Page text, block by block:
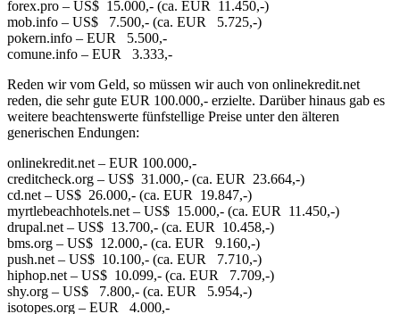
forex.pro – US$ 15.000,- (ca. EUR 11.450,-)
mob.info – US$ 7.500,- (ca. EUR 5.725,-)
pokern.info – EUR 5.500,-
comune.info – EUR 3.333,-
Reden wir vom Geld, so müssen wir auch von onlinekredit.net
reden, die sehr gute EUR 100.000,- erzielte. Darüber hinaus gab es
weitere beachtenswerte fünfstellige Preise unter den älteren
generischen Endungen:
onlinekredit.net – EUR 100.000,-
creditcheck.org – US$ 31.000,- (ca. EUR 23.664,-)
cd.net – US$ 26.000,- (ca. EUR 19.847,-)
myrtlebeachhotels.net – US$ 15.000,- (ca. EUR 11.450,-)
drupal.net – US$ 13.700,- (ca. EUR 10.458,-)
bms.org – US$ 12.000,- (ca. EUR 9.160,-)
push.net – US$ 10.100,- (ca. EUR 7.710,-)
hiphop.net – US$ 10.099,- (ca. EUR 7.709,-)
shy.org – US$ 7.800,- (ca. EUR 5.954,-)
isotopes.org – EUR 4.000,-